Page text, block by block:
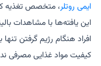
ایمی روتلر، متخصص تغذیه
این یافته‌ها با مشاهدات
افراد هنگام رژیم گرفتن
کیفیت مواد غذایی مصرفی